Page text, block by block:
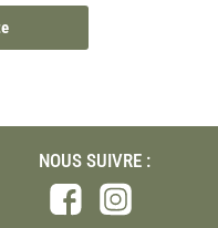
NOUS SUIVRE :